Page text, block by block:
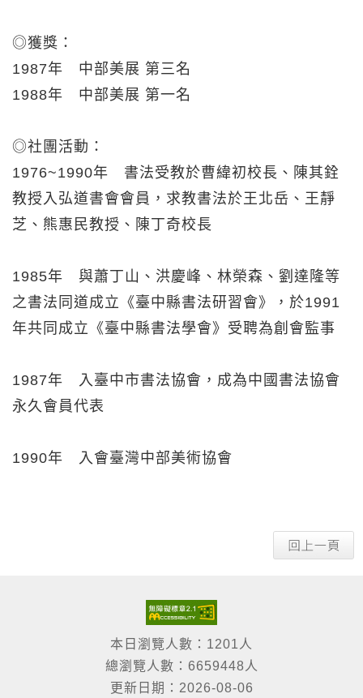
◎獲獎：
1987年 中部美展 第三名
1988年 中部美展 第一名
◎社團活動：
1976~1990年 書法受教於曹緯初校長、陳其銓
教授入弘道書會會員，求教書法於王北岳、王靜
芝、熊惠民教授、陳丁奇校長
1985年 與蕭丁山、洪慶峰、林榮森、劉達隆等
之書法同道成立《臺中縣書法研習會》，於1991
年共同成立《臺中縣書法學會》受聘為創會監事
1987年 入臺中市書法協會，成為中國書法協會
永久會員代表
1990年 入會臺灣中部美術協會
本日瀏覽人數：1201人
總瀏覽人數：6659448人
更新日期：2026-08-06